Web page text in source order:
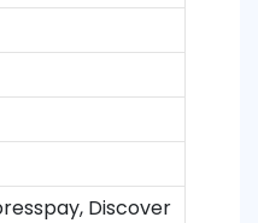
Discover